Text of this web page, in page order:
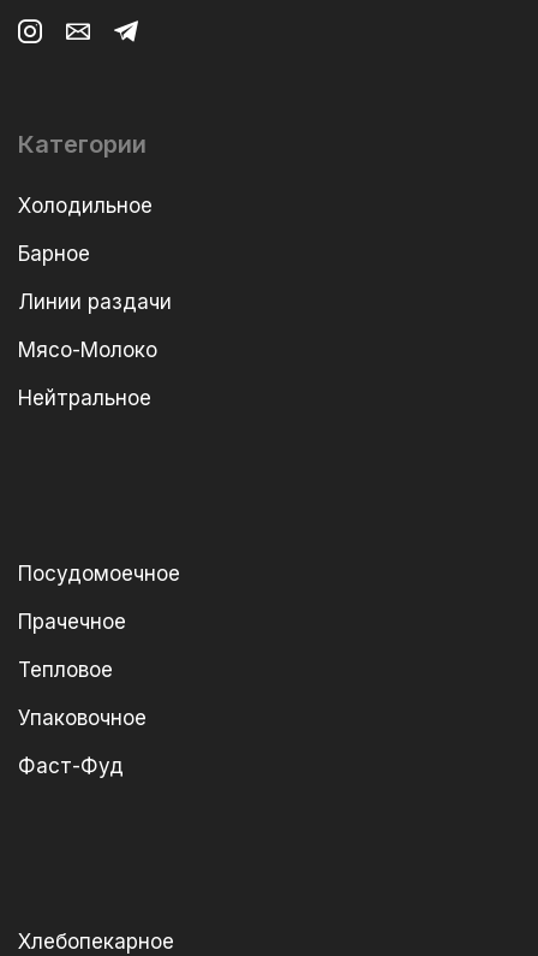
Категории
Холодильное
Барное
Линии раздачи
Мясо-Молоко
Нейтральное
Посудомоечное
Прачечное
Тепловое
Упаковочное
Фаст-Фуд
Хлебопекарное